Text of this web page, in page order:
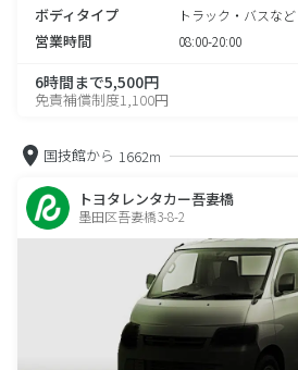
ボディタイプ トラック・バスなど
営業時間 08:00-20:00
6時間まで5,500円
免責補償制度1,100円
国技館から 1662m
トヨタレンタカー吾妻橋
墨田区吾妻橋3-8-2